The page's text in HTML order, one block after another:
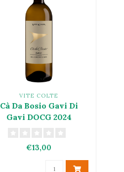
VITE COLTE
Cà Da Bosio Gavi Di
Gavi DOCG 2024
€13,00